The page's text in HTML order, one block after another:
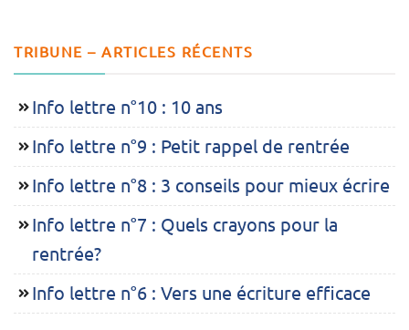
TRIBUNE – ARTICLES RÉCENTS
Info lettre n°10 : 10 ans
Info lettre n°9 : Petit rappel de rentrée
Info lettre n°8 : 3 conseils pour mieux écrire
Info lettre n°7 : Quels crayons pour la
rentrée?
Info lettre n°6 : Vers une écriture efficace